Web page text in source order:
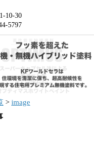
10-30
5797
> image